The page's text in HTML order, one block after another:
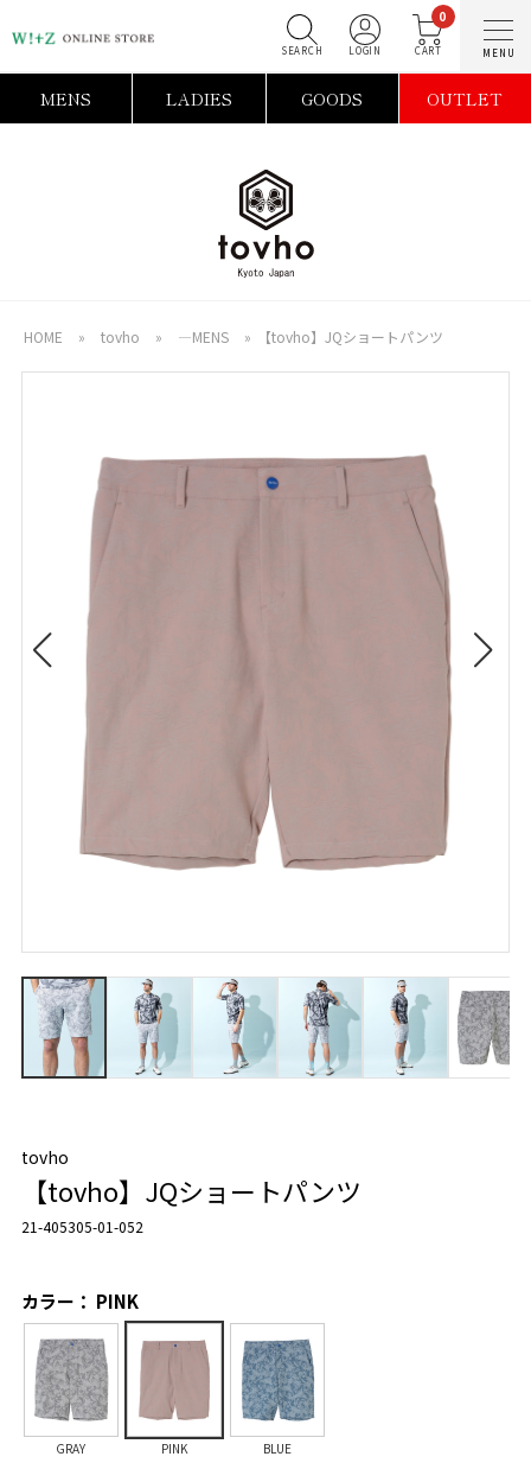
0
MENS LADIES GOODS OUTLET
HOME » tovho » ―MENS » 【tovho】JQショートパンツ
tovho
【tovho】JQショートパンツ
21-405305-01-052
カラー： PINK
GRAY PINK BLUE